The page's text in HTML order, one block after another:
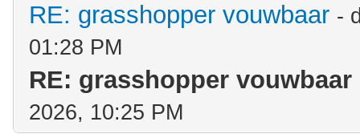
RE: grasshopper vouwbaar -
01:28 PM
RE: grasshopper vouwbaar
2026, 10:25 PM